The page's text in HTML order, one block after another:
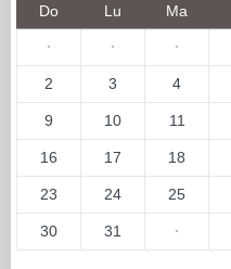
Do Lu Ma
· · ·
2 3 4
9 10 11
16 17 18
23 24 25
30 31 ·